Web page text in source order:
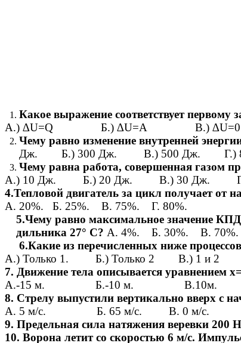
Какое выражение соответствует первому
А.) ∆U=Q Б.) ∆U=A В.)
Чему равно изменение внутренней
Дж. Б.) 300 Дж. В.) 500 Дж. Г.)
Чему равна работа, совершенная газом
А.) 10 Дж. Б.) 20 Дж. В.) 30 Дж. Г.)
4.Тепловой двигатель за цикл получает от
А. 20%. Б. 25%. В. 75%. Г. 80%.
5.Чему равно максимальное значение
дильника 27° С? А. 4%. Б. 30%. В.
6.Какие из перечисленных ниже
А.) Только 1. Б.) Только 2 В.) 1 и
7. Движение тела описывается уравнением
А.-15 м. Б.-10 м. В.10м.
8. Стрелу выпустили вертикально вверх с
А. 5 м/с. Б. 65 м/с. В. 0 м/с.
9. Предельная сила натяжения веревки 200
10. Ворона летит со скоростью 6 м/с.